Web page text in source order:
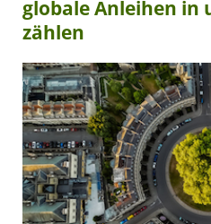
globale Anleihen in
zählen